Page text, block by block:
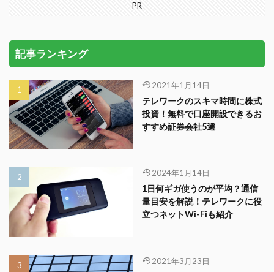
PR
記事ランキング
2021年1月14日
テレワークのスキマ時間に株式
投資！無料で口座開設できるお
すすめ証券会社5選
2024年1月14日
1日何ギガ使うのが平均？通信
量目安を解説！テレワークに役
立つネットWi-Fiも紹介
2021年3月23日